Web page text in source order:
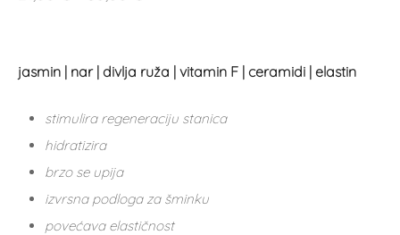
21,00 €
30,00 €
jasmin | nar | divlja ruža | vitamin F | ceramidi | elastin
stimulira regeneraciju stanica
hidratizira
brzo se upija
izvrsna podloga za šminku
povećava elastičnost